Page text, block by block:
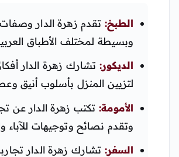
الطبخ: تقدم زهرة الدار
وبسيطة لمختلف الأطباق
الديكور: تشارك زهرة الدار
لتزيين المنزل بأسلوب أنيق
الأمومة: تكتب زهرة الدار عن
وتقدم نصائح وتوجيهات للآباء
السفر: تشارك زهرة الدار